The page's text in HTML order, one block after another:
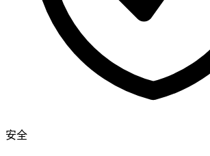
安全